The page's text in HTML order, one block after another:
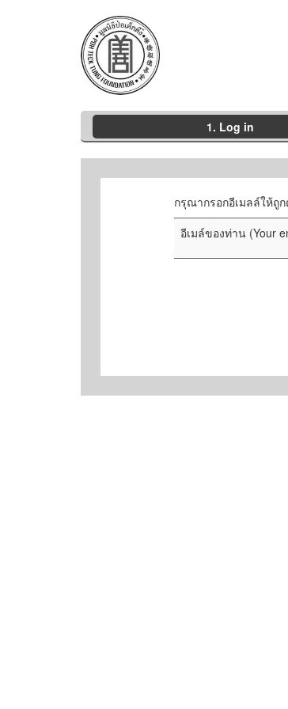
1. Log in
กรุณากรอกอีเมลล์ให้ถู
อีเมล์ของท่าน (Your